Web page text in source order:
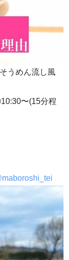
うめん流し風
〜(15分程